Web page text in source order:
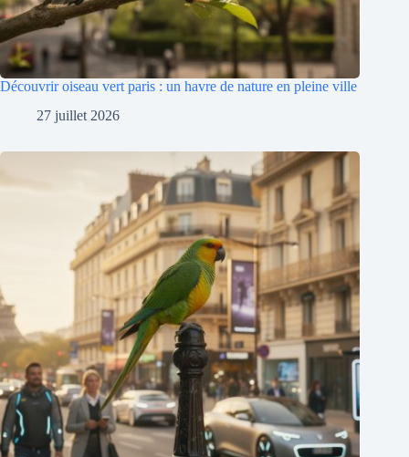
Découvrir oiseau vert paris : un havre de nature en pleine ville
27 juillet 2026